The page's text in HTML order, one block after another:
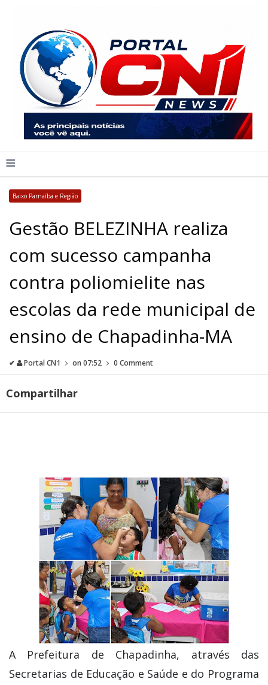
≡
Baixo Parnaíba e Região
Gestão BELEZINHA realiza
com sucesso campanha
contra poliomielite nas
escolas da rede municipal de
ensino de Chapadinha-MA
✔ Portal CN1 on 07:52 0 Comment
Compartilhar
A Prefeitura de Chapadinha, através das
Secretarias de Educação e Saúde e do Programa